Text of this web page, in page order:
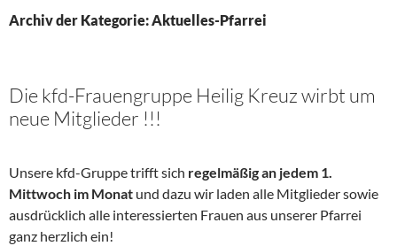
Archiv der Kategorie: Aktuelles-Pfarrei
Die kfd-Frauengruppe Heilig Kreuz wirbt um
neue Mitglieder !!!
Unsere kfd-Gruppe trifft sich regelmäßig an jedem 1.
Mittwoch im Monat und dazu wir laden alle Mitglieder sowie
ausdrücklich alle interessierten Frauen aus unserer Pfarrei
ganz herzlich ein!